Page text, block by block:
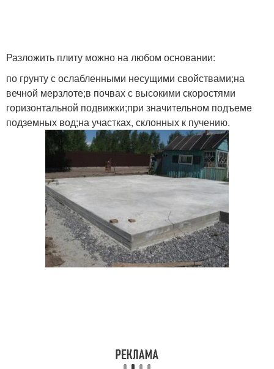
Разложить плиту можно на любом основании:
по грунту с ослабленными несущими свойствами;на
вечной мерзлоте;в почвах с высокими скоростями
горизонтальной подвижки;при значительном подъеме
подземных вод;на участках, склонных к пучению.